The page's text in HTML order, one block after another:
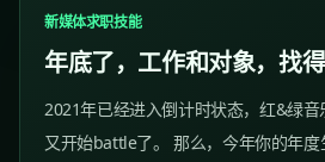
新媒体求职技能
年底了，工作和对象，找得
2021年已经进入倒计时状态，红&绿
又开始battle了。 那么，今年你的年度